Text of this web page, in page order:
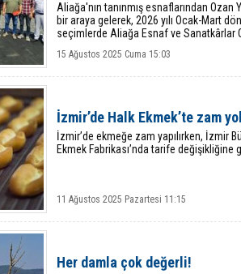
Aliağa'nın tanınmış esnaflarından Ozan
bir araya gelerek, 2026 yılı Ocak-Mart
seçimlerde Aliağa Esnaf ve Sanatkârlar
15 Ağustos 2025 Cuma 15:03
İzmir’de Halk Ekmek’te zam
İzmir’de ekmeğe zam yapılırken, İzmir
Ekmek Fabrikası’nda tarife değişikliğine
11 Ağustos 2025 Pazartesi 11:15
Her damla çok değerli!